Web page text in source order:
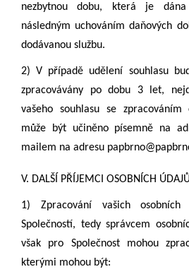
nezbytnou dobu, která je
následným uchováním daňových
dodávanou službu.
2) V případě udělení souhlasu
zpracovávány po dobu 3 let,
vašeho souhlasu se
může být učiněno písemně na
mailem na adresu
V. DALŠÍ PŘÍJEMCI OSOBNÍCH
1) Zpracování vašich
Společností, tedy správcem
však pro Společnost mohou
kterými mohou být: